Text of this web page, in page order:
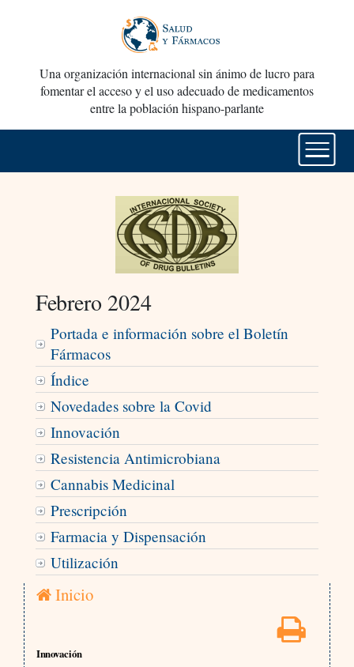
Una organización internacional sin ánimo de lucro para
fomentar el acceso y el uso adecuado de medicamentos
entre la población hispano-parlante
Febrero 2024
Portada e información sobre el Boletín
Fármacos
Índice
Novedades sobre la Covid
Innovación
Resistencia Antimicrobiana
Cannabis Medicinal
Prescripción
Farmacia y Dispensación
Utilización
Inicio
Innovación